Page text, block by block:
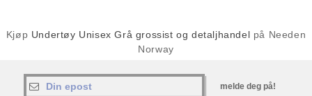
Kjøp Undertøy Unisex Grå grossist og detaljhandel på Needen
Norway
melde deg på!